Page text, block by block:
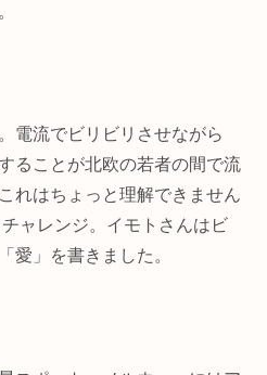
電流でビリビリさせながら
ることが北欧の若者の間で流
れはちょっと理解できません
ャレンジ。イモトさんはビ
愛」を書きました。